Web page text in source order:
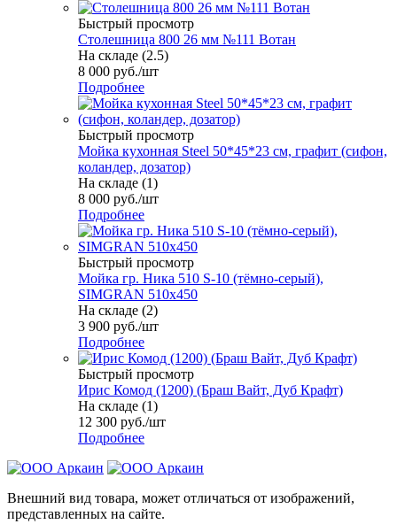
Быстрый просмотр
Столешница 800 26 мм №111 Вотан
На складе (2.5)
8 000 руб./шт
Подробнее
Быстрый просмотр
Мойка кухонная Steel 50*45*23 см, графит (сифон,
коландер, дозатор)
На складе (1)
8 000 руб./шт
Подробнее
Быстрый просмотр
Мойка гр. Ника 510 S-10 (тёмно-серый),
SIMGRAN 510х450
На складе (2)
3 900 руб./шт
Подробнее
Быстрый просмотр
Ирис Комод (1200) (Браш Вайт, Дуб Крафт)
На складе (1)
12 300 руб./шт
Подробнее
Внешний вид товара, может отличаться от изображений,
представленных на сайте.